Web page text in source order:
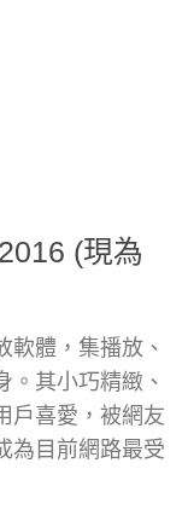
(現為
軟體，集播放、
。其小巧精緻、
戶喜愛，被網友
為目前網路最受